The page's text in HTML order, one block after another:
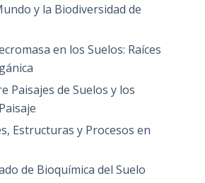
y la Biodiversidad de
en los Suelos: Raíces
Paisajes de Suelos y los
Estructuras y Procesos en
de Bioquímica del Suelo